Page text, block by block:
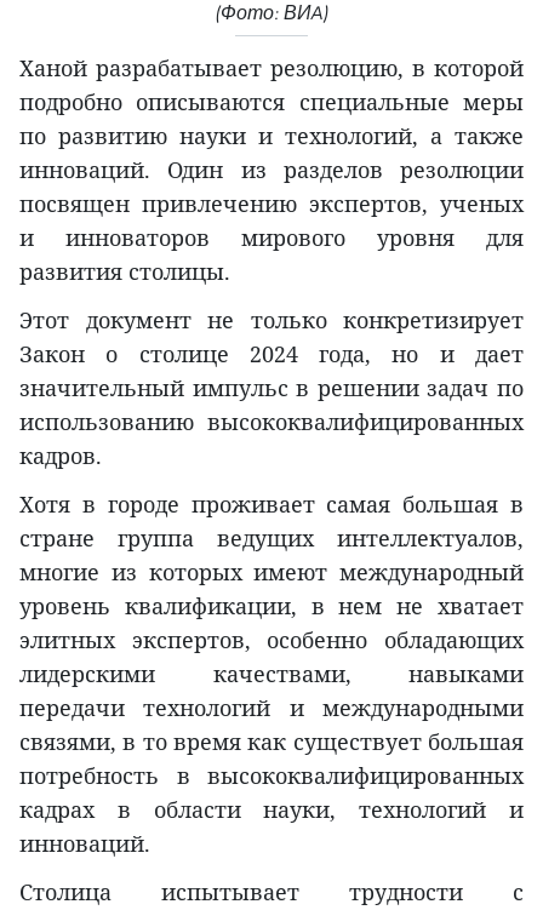
(Фото: ВИA)
Ханой разрабатывает резолюцию, в которой
подробно описываются специальные меры
по развитию науки и технологий, а также
инноваций. Один из разделов резолюции
посвящен привлечению экспертов, ученых
и инноваторов мирового уровня для
развития столицы.
Этот документ не только конкретизирует
Закон о столице 2024 года, но и дает
значительный импульс в решении задач по
использованию высококвалифицированных
кадров.
Хотя в городе проживает самая большая в
стране группа ведущих интеллектуалов,
многие из которых имеют международный
уровень квалификации, в нем не хватает
элитных экспертов, особенно обладающих
лидерскими качествами, навыками
передачи технологий и международными
связями, в то время как существует большая
потребность в высококвалифицированных
кадрах в области науки, технологий и
инноваций.
Столица испытывает трудности с